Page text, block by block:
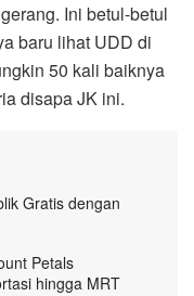
Ini betul-betul
baru lihat UDD di
50 kali baiknya
disapa JK ini.
Gratis dengan
Petals
hingga MRT